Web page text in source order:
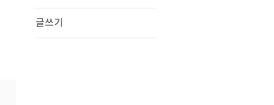
글쓰기